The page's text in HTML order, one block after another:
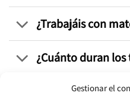
Gestionar el
¿Trabajáis con
¿Cuánto duran